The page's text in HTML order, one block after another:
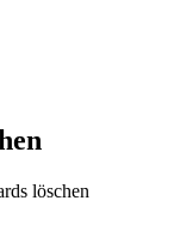
löschen